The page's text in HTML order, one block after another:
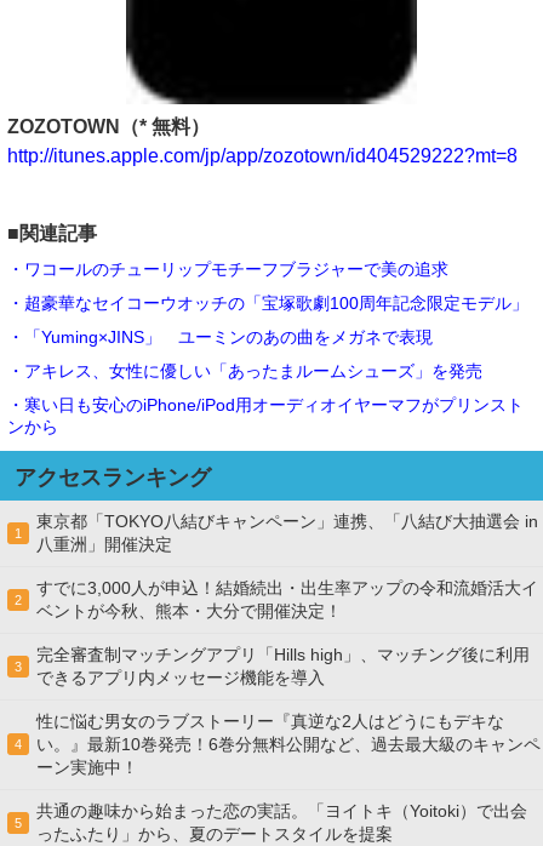
ZOZOTOWN（* 無料）
http://itunes.apple.com/jp/app/zozotown/id404529222?mt=8
■関連記事
・ワコールのチューリップモチーフブラジャーで美の追求
・超豪華なセイコーウオッチの「宝塚歌劇100周年記念限定モデル」
・「Yuming×JINS」 ユーミンのあの曲をメガネで表現
・アキレス、女性に優しい「あったまルームシューズ」を発売
・寒い日も安心のiPhone/iPod用オーディオイヤーマフがプリンスト
ンから
アクセスランキング
1
東京都「TOKYO八結びキャンペーン」連携、「八結び大抽選会 in
八重洲」開催決定
2
すでに3,000人が申込！結婚続出・出生率アップの令和流婚活大イ
ベントが今秋、熊本・大分で開催決定！
3
完全審査制マッチングアプリ「Hills high」、マッチング後に利用
できるアプリ内メッセージ機能を導入
4
性に悩む男女のラブストーリー『真逆な2人はどうにもデキな
い。』最新10巻発売！6巻分無料公開など、過去最大級のキャンペ
ーン実施中！
5
共通の趣味から始まった恋の実話。「ヨイトキ（Yoitoki）で出会
ったふたり」から、夏のデートスタイルを提案